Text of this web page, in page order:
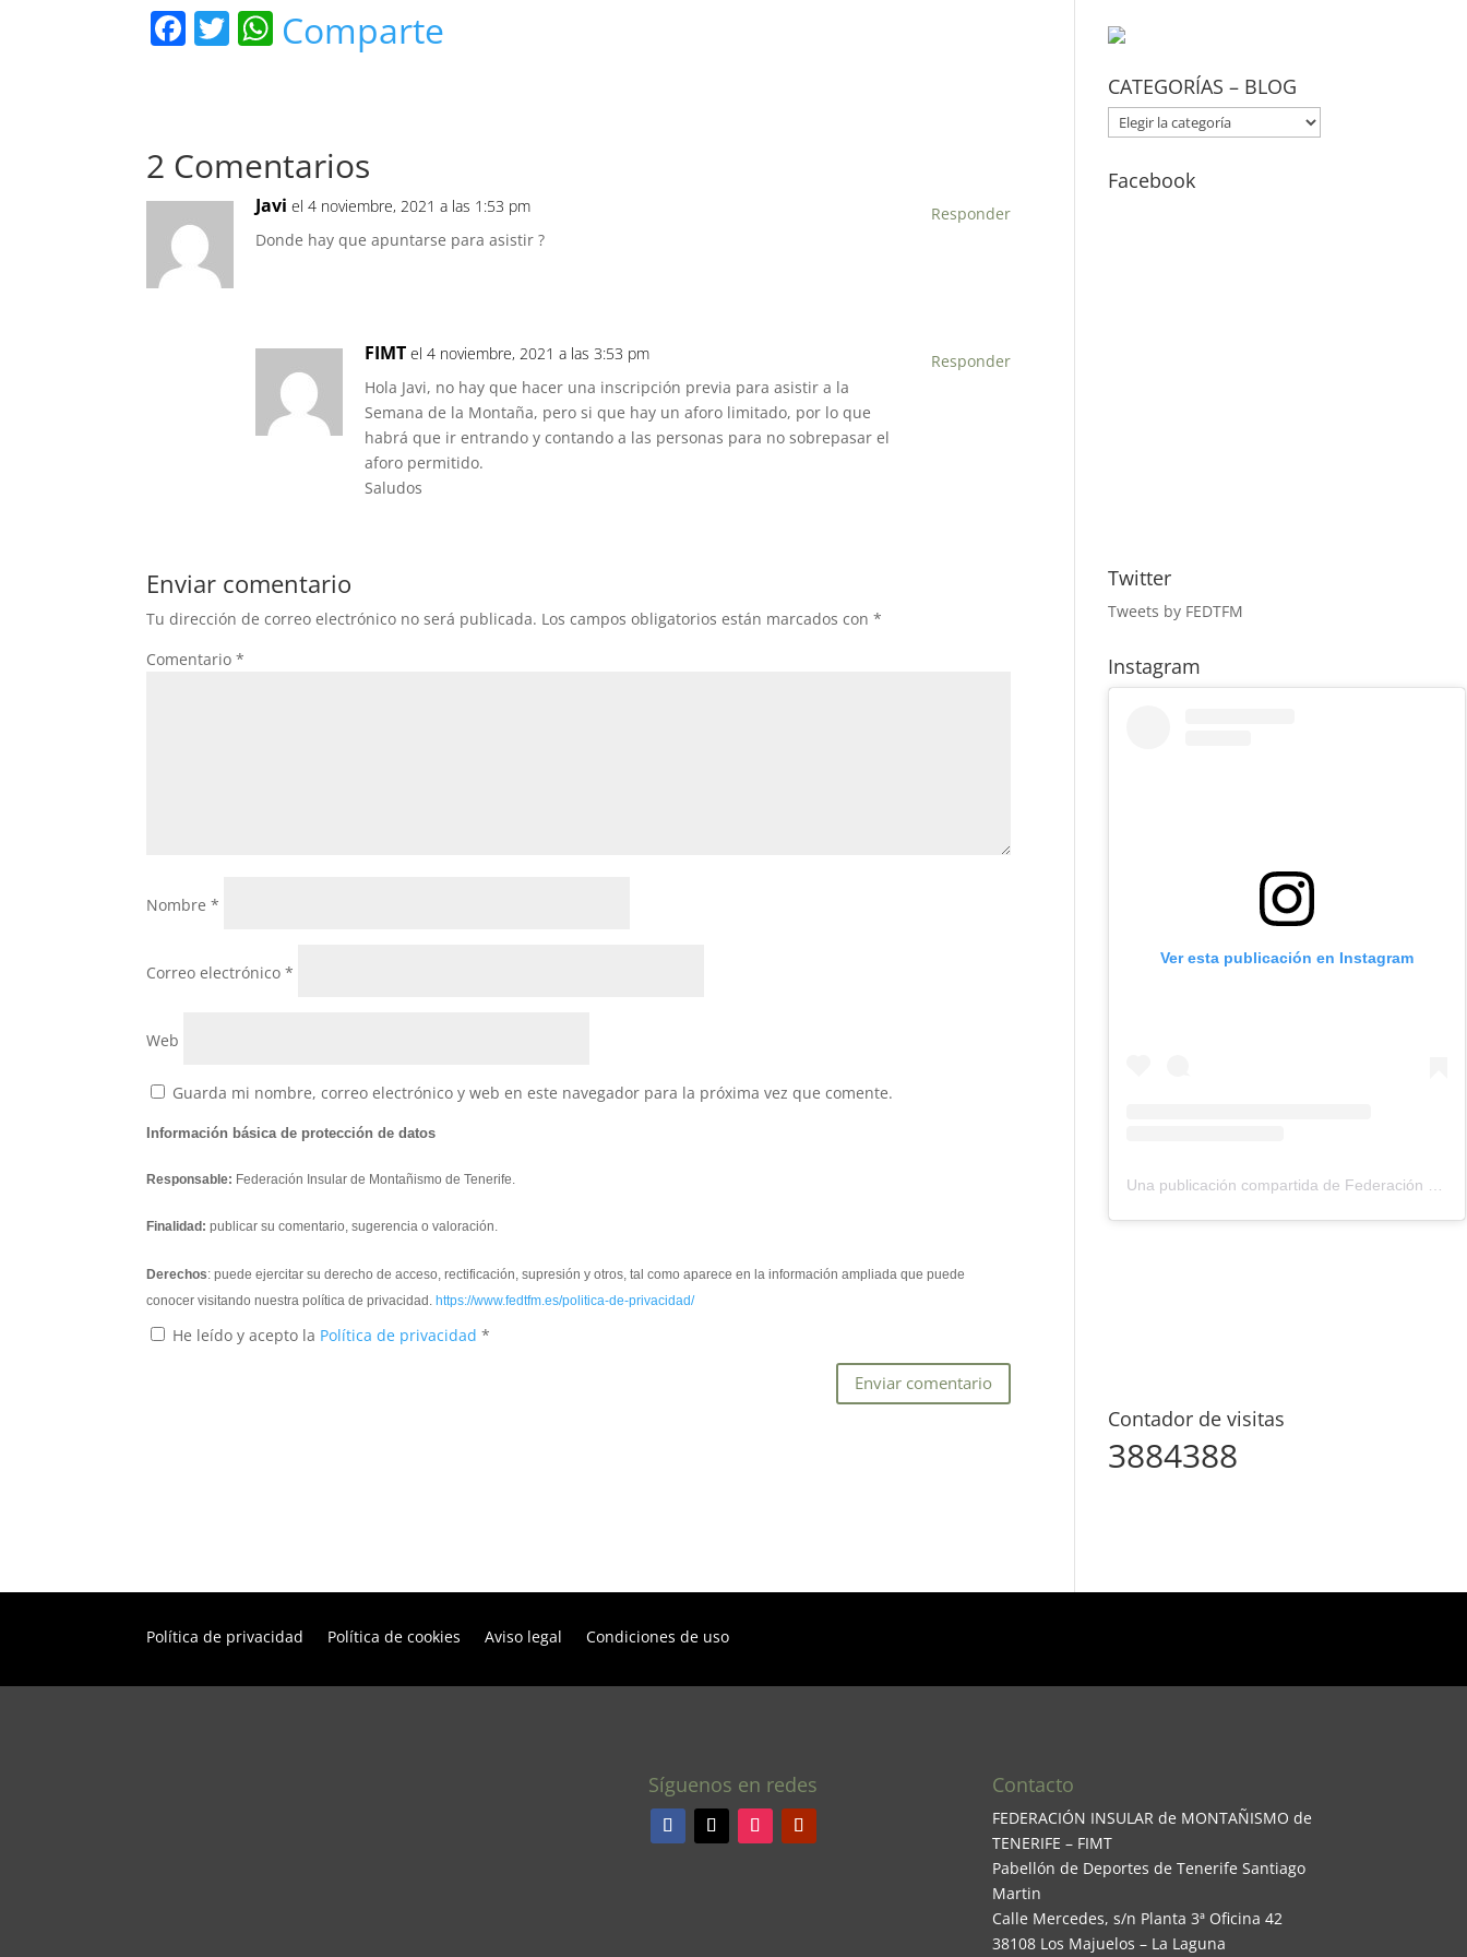
F
b
o
o
k
T W
A
p
p
Comparte
2 Comentarios
Javi el 4 noviembre, 2021 a las 1:53 pm
Donde hay que apuntarse para asistir ?
Responder
FIMT el 4 noviembre, 2021 a las 3:53 pm
Hola Javi, no hay que hacer una inscripción previa para asistir a la
Semana de la Montaña, pero si que hay un aforo limitado, por lo que
habrá que ir entrando y contando a las personas para no sobrepasar el
aforo permitido.
Saludos
Responder
Enviar comentario
Tu dirección de correo electrónico no será publicada. Los campos obligatorios están marcados con*
Comentario*
Nombre*
Correo electrónico*
Web
Guarda mi nombre, correo electrónico y web en este navegador para la próxima vez que comente.
Información básica de protección de datos
Responsable: Federación Insular de Montañismo de Tenerife.
Finalidad: publicar su comentario, sugerencia o valoración.
Derechos: puede ejercitar su derecho de acceso, rectificación, supresión y otros, tal como aparece en la información ampliada que puede
conocer visitando nuestra política de privacidad.https://www.fedtfm.es/politica-de-privacidad/
He leído y acepto la Política de privacidad*
CATEGORÍAS – BLOG
CATEGORÍAS
–
BLOG
Facebook
Twitter
Tweets by FEDTFM
Instagram
Ver esta publicación en Instagram
Contador de visitas
3884388
Política de privacidad Política de cookies Aviso legal Condiciones de uso
Síguenos en redes Contacto
FEDERACIÓN INSULAR de MONTAÑISMO de
TENERIFE – FIMT
Pabellón de Deportes de Tenerife Santiago
Martin
Calle Mercedes, s/n Planta 3ª Oficina 42
38108 Los Majuelos – La Laguna